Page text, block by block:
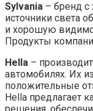
Sylvania – бренд с
источники света
и хорошую
Продукты
Hella –
автомобилях. Их
положительные
Hella предлагает